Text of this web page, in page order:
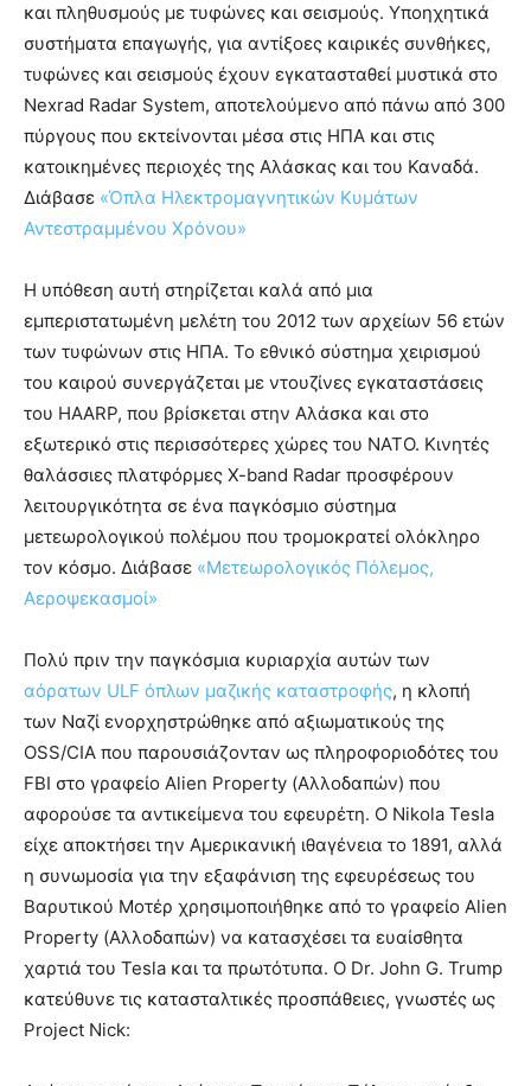
και πληθυσμούς με τυφώνες και σεισμούς. Υποηχητικά
συστήματα επαγωγής, για αντίξοες καιρικές συνθήκες,
τυφώνες και σεισμούς έχουν εγκατασταθεί μυστικά στο
Nexrad Radar System, αποτελούμενο από πάνω από 300
πύργους που εκτείνονται μέσα στις ΗΠΑ και στις
κατοικημένες περιοχές της Αλάσκας και του Καναδά.
Διάβασε «Όπλα Ηλεκτρομαγνητικών Κυμάτων
Αντεστραμμένου Χρόνου»
Η υπόθεση αυτή στηρίζεται καλά από μια
εμπεριστατωμένη μελέτη του 2012 των αρχείων 56 ετών
των τυφώνων στις ΗΠΑ. Το εθνικό σύστημα χειρισμού
του καιρού συνεργάζεται με ντουζίνες εγκαταστάσεις
του HAARP, που βρίσκεται στην Αλάσκα και στο
εξωτερικό στις περισσότερες χώρες του ΝΑΤΟ. Κινητές
θαλάσσιες πλατφόρμες X-band Radar προσφέρουν
λειτουργικότητα σε ένα παγκόσμιο σύστημα
μετεωρολογικού πολέμου που τρομοκρατεί ολόκληρο
τον κόσμο. Διάβασε «Μετεωρολογικός Πόλεμος,
Αεροψεκασμοί»
Πολύ πριν την παγκόσμια κυριαρχία αυτών των
αόρατων ULF όπλων μαζικής καταστροφής, η κλοπή
των Ναζί ενορχηστρώθηκε από αξιωματικούς της
OSS/CIA που παρουσιάζονταν ως πληροφοριοδότες του
FBI στο γραφείο Alien Property (Αλλοδαπών) που
αφορούσε τα αντικείμενα του εφευρέτη. Ο Nikola Tesla
είχε αποκτήσει την Αμερικανική ιθαγένεια το 1891, αλλά
η συνωμοσία για την εξαφάνιση της εφευρέσεως του
Βαρυτικού Μοτέρ χρησιμοποιήθηκε από το γραφείο Alien
Property (Αλλοδαπών) να κατασχέσει τα ευαίσθητα
χαρτιά του Tesla και τα πρωτότυπα. Ο Dr. John G. Trump
κατεύθυνε τις κατασταλτικές προσπάθειες, γνωστές ως
Project Nick: